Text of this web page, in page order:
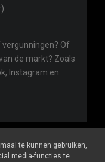
Of
de markt? Zoals
Instagram en
te kunnen gebruiken,
media-functies te